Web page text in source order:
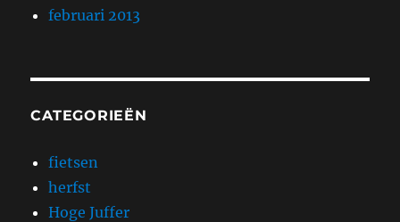
februari 2013
CATEGORIEËN
fietsen
herfst
Hoge Juffer